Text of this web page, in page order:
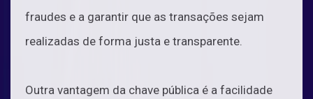
fraudes e a garantir que as transações sejam
realizadas de forma justa e transparente.
Outra vantagem da chave pública é a facilidade